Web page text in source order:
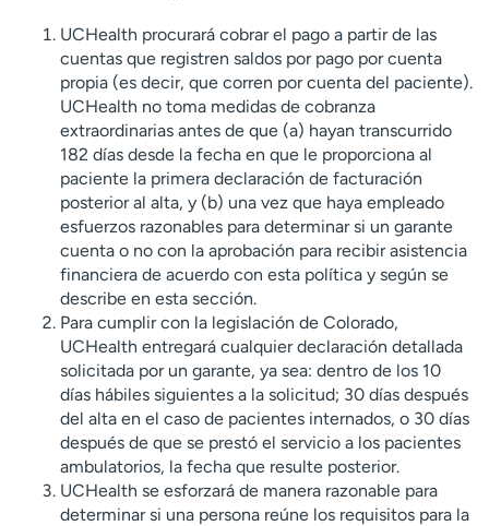
UCHealth procurará cobrar el pago a partir de las
cuentas que registren saldos por pago por cuenta
propia (es decir, que corren por cuenta del paciente).
UCHealth no toma medidas de cobranza
extraordinarias antes de que (a) hayan transcurrido
182 días desde la fecha en que le proporciona al
paciente la primera declaración de facturación
posterior al alta, y (b) una vez que haya empleado
esfuerzos razonables para determinar si un garante
cuenta o no con la aprobación para recibir asistencia
financiera de acuerdo con esta política y según se
describe en esta sección.
Para cumplir con la legislación de Colorado,
UCHealth entregará cualquier declaración detallada
solicitada por un garante, ya sea: dentro de los 10
días hábiles siguientes a la solicitud; 30 días después
del alta en el caso de pacientes internados, o 30 días
después de que se prestó el servicio a los pacientes
ambulatorios, la fecha que resulte posterior.
UCHealth se esforzará de manera razonable para
determinar si una persona reúne los requisitos para la